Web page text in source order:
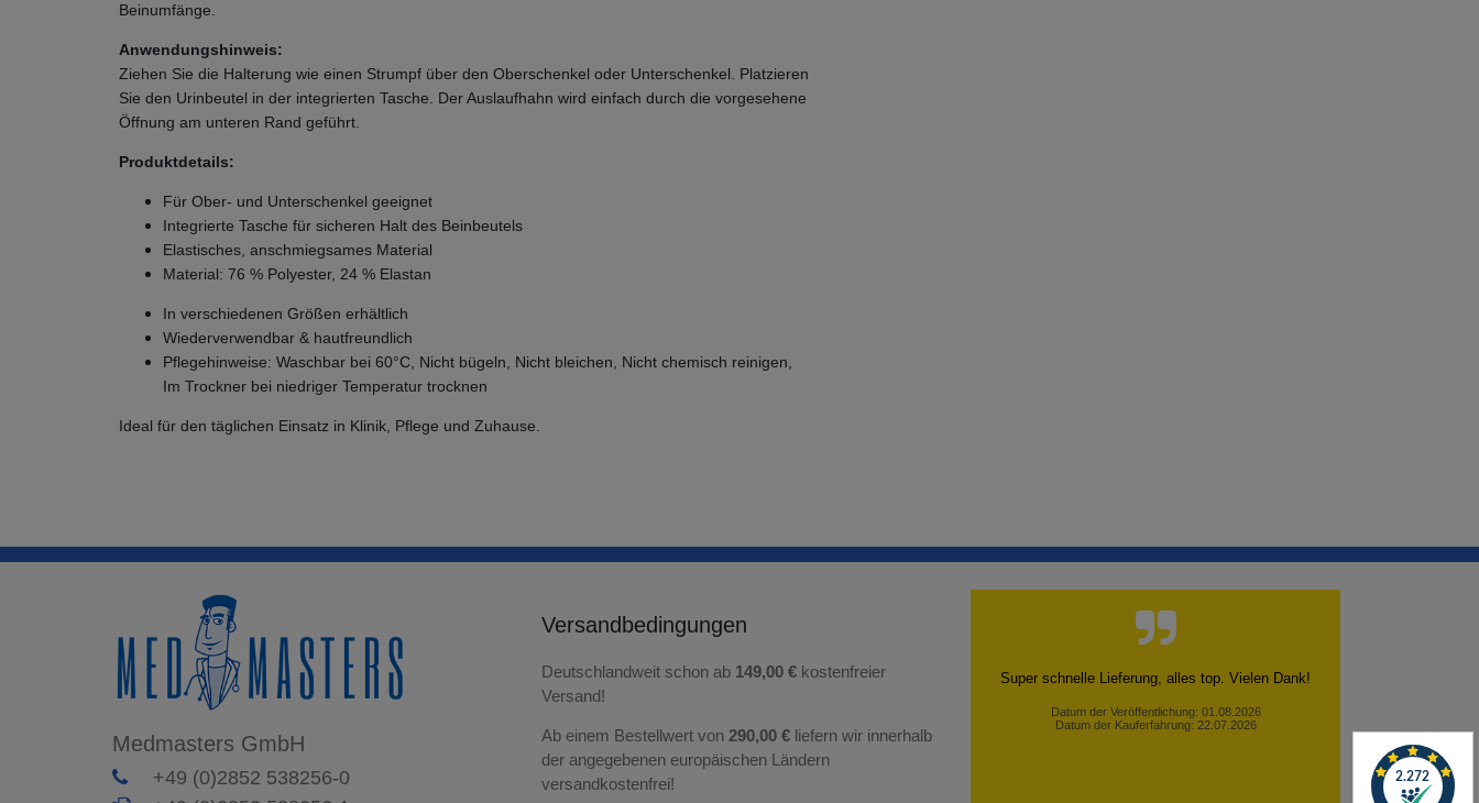
Beinumfänge.
Anwendungshinweis:
Ziehen Sie die Halterung wie einen Strumpf über den Oberschenkel oder Unterschenkel. Platzieren
Sie den Urinbeutel in der integrierten Tasche. Der Auslaufhahn wird einfach durch die vorgesehene
Öffnung am unteren Rand geführt.
Produktdetails:
Für Ober- und Unterschenkel geeignet
Integrierte Tasche für sicheren Halt des Beinbeutels
Elastisches, anschmiegsames Material
Material: 76 % Polyester, 24 % Elastan
In verschiedenen Größen erhältlich
Wiederverwendbar & hautfreundlich
Pflegehinweise: Waschbar bei 60°C, Nicht bügeln, Nicht bleichen, Nicht chemisch reinigen,
Im Trockner bei niedriger Temperatur trocknen
Ideal für den täglichen Einsatz in Klinik, Pflege und Zuhause.
Medmasters GmbH
+49 (0)2852 538256-0
Versandbedingungen
Deutschlandweit schon ab 149,00 € kostenfreier
Versand!
Ab einem Bestellwert von 290,00 € liefern wir innerhalb
der angegebenen europäischen Ländern
versandkostenfrei!
Super schnelle Lieferung, alles top. Vielen Dank!
Datum der Veröffentlichung: 01.08.2026
Datum der Kauferfahrung: 22.07.2026